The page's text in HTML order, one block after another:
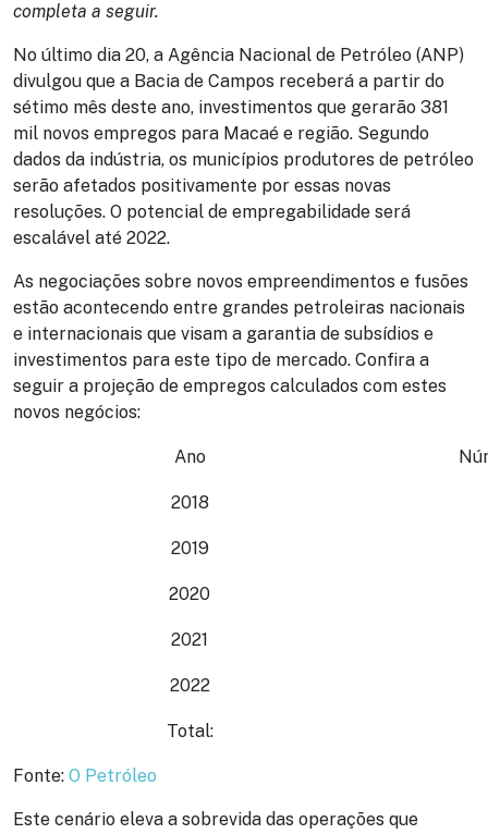
completa a seguir.
No último dia 20, a Agência Nacional de Petróleo (ANP)
divulgou que a Bacia de Campos receberá a partir do
sétimo mês deste ano, investimentos que gerarão 381
mil novos empregos para Macaé e região. Segundo
dados da indústria, os municípios produtores de petróleo
serão afetados positivamente por essas novas
resoluções. O potencial de empregabilidade será
escalável até 2022.
As negociações sobre novos empreendimentos e fusões
estão acontecendo entre grandes petroleiras nacionais
e internacionais que visam a garantia de subsídios e
investimentos para este tipo de mercado. Confira a
seguir a projeção de empregos calculados com estes
novos negócios:
Ano
2018
2019
2020
2021
2022
Total:
Fonte: O Petróleo
Este cenário eleva a sobrevida das operações que